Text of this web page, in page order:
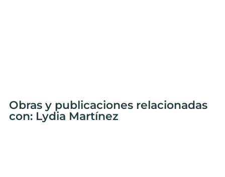
Obras y publicaciones relacionadas
con: Lydia Martínez